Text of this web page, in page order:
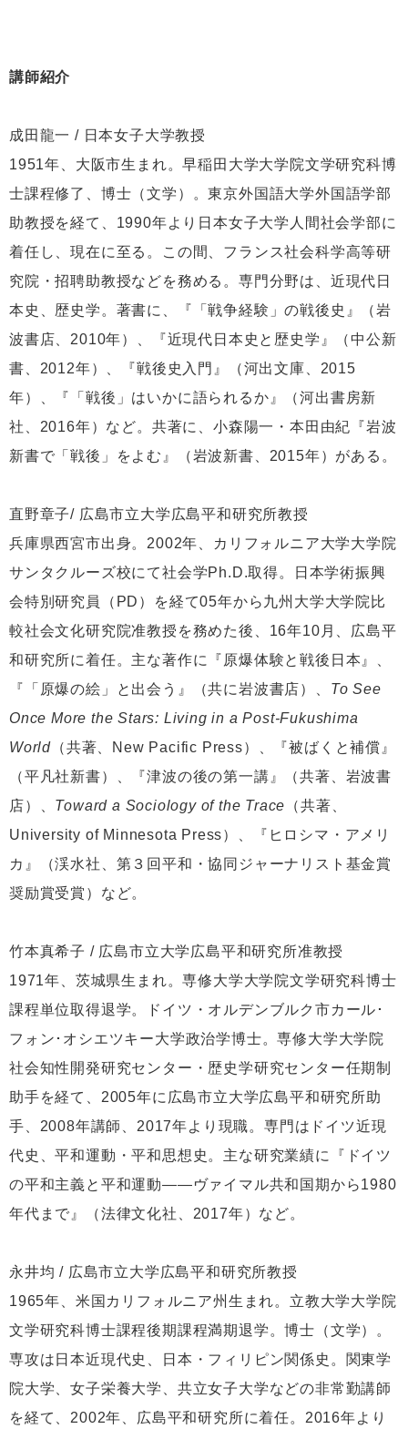
講師紹介
成田龍一 / 日本女子大学教授
1951年、大阪市生まれ。早稲田大学大学院文学研究科博
士課程修了、博士（文学）。東京外国語大学外国語学部
助教授を経て、1990年より日本女子大学人間社会学部に
着任し、現在に至る。この間、フランス社会科学高等研
究院・招聘助教授などを務める。専門分野は、近現代日
本史、歴史学。著書に、『「戦争経験」の戦後史』（岩
波書店、2010年）、『近現代日本史と歴史学』（中公新
書、2012年）、『戦後史入門』（河出文庫、2015
年）、『「戦後」はいかに語られるか』（河出書房新
社、2016年）など。共著に、小森陽一・本田由紀『岩波
新書で「戦後」をよむ』（岩波新書、2015年）がある。
直野章子/ 広島市立大学広島平和研究所教授
兵庫県西宮市出身。2002年、カリフォルニア大学大学院
サンタクルーズ校にて社会学Ph.D.取得。日本学術振興
会特別研究員（PD）を経て05年から九州大学大学院比
較社会文化研究院准教授を務めた後、16年10月、広島平
和研究所に着任。主な著作に『原爆体験と戦後日本』、
『「原爆の絵」と出会う』（共に岩波書店）、 To See
Once More the Stars: Living in a Post-Fukushima
World （共著、New Pacific Press）、『被ばくと補償』
（平凡社新書）、『津波の後の第一講』（共著、岩波書
店）、 Toward a Sociology of the Trace （共著、
University of Minnesota Press）、『ヒロシマ・アメリ
カ』（渓水社、第３回平和・協同ジャーナリスト基金賞
奨励賞受賞）など。
竹本真希子 / 広島市立大学広島平和研究所准教授
1971年、茨城県生まれ。専修大学大学院文学研究科博士
課程単位取得退学。ドイツ・オルデンブルク市カール･
フォン･オシエツキー大学政治学博士。専修大学大学院
社会知性開発研究センター・歴史学研究センター任期制
助手を経て、2005年に広島市立大学広島平和研究所助
手、2008年講師、2017年より現職。専門はドイツ近現
代史、平和運動・平和思想史。主な研究業績に『ドイツ
の平和主義と平和運動――ヴァイマル共和国期から1980
年代まで』（法律文化社、2017年）など。
永井均 / 広島市立大学広島平和研究所教授
1965年、米国カリフォルニア州生まれ。立教大学大学院
文学研究科博士課程後期課程満期退学。博士（文学）。
専攻は日本近現代史、日本・フィリピン関係史。関東学
院大学、女子栄養大学、共立女子大学などの非常勤講師
を経て、2002年、広島平和研究所に着任。2016年より